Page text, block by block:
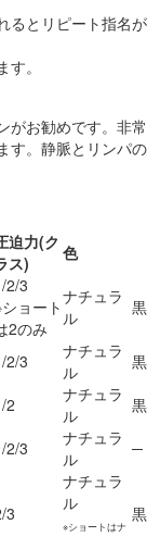
るとリピート指名が
。
がお勧めです。非常
す。静脈とリンパの
迫力(ク
ス)
色
2/3
ョート
2のみ
ナチュラ
ル
黒
2/3
ナチュラ
ル
黒
2
ナチュラ
ル
黒
2/3
ナチュラ
ル
─
3
ナチュラ
ル
※ショートはナ
黒